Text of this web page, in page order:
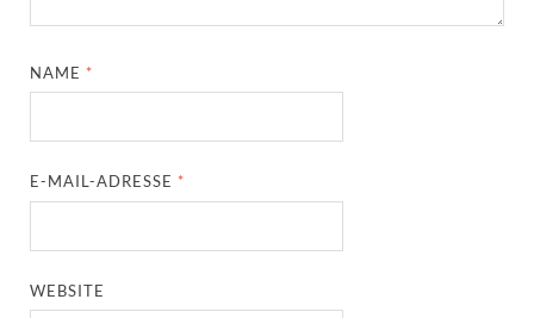
NAME *
E-MAIL-ADRESSE *
WEBSITE